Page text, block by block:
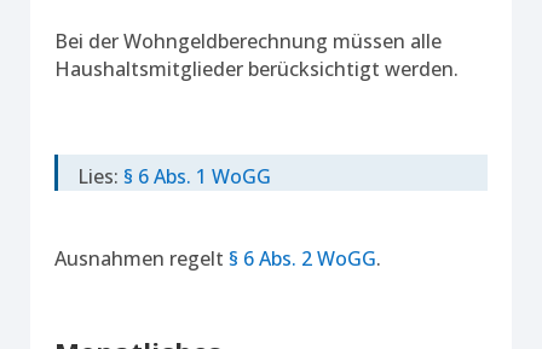
Bei der Wohngeldberechnung müssen alle
Haushaltsmitglieder berücksichtigt werden.
Lies: § 6 Abs. 1 WoGG
Ausnahmen regelt § 6 Abs. 2 WoGG.